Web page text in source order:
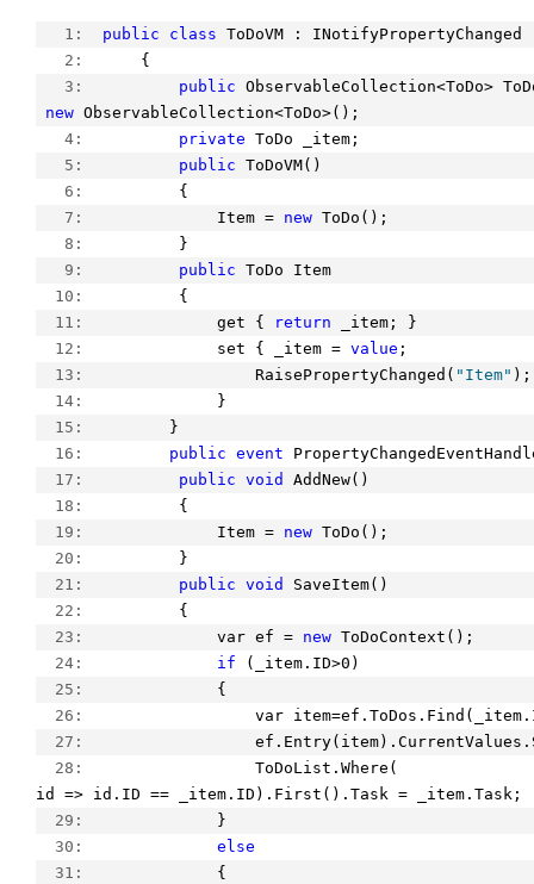
   1:
public class ToDoVM : INotifyPropertyChanged
   2:
    {
   3:
public ObservableCollection<ToDo>
new ObservableCollection<ToDo>();
   4:
private ToDo _item;
   5:
public ToDoVM()
   6:
        {
   7:
            Item =
new ToDo();
   8:
        }
   9:
public ToDo Item
  10:
        {
  11:
            get {
return _item; }
  12:
            set { _item =
value ;
  13:
                RaisePropertyChanged(
"Item" );
  14:
            }
  15:
       }
  16:
public event
  17:
public void
AddNew()
  18:
        {
  19:
            Item =
new ToDo();
  20:
        }
  21:
public void
SaveItem()
  22:
        {
  23:
            var ef =
new ToDoContext();
  24:
if (_item.ID>0)
  25:
            {
  26:
var
  27:
  28:
                ToDoList.Where(
id => id.ID == _item.ID).First().Task = _item.Task;
  29:
            }
  30:
else
  31:
            {